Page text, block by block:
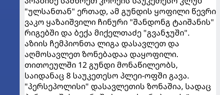
"ულსანთან" ერთად, ამ გუნდის ყოფილი წევრი
ვაკო ყაზაიშვილი ჩინური "შანდონგ ტაიშანის"
რიგებში და ბექა მიქელთაძე "გვანჯუში".
აზიის ჩემპიონთა ლიგა დასავლეთ და
აღმოსავლეთ ზონებადაა დაყოფილი.
თითოეულში 12 გუნდი მონაწილეობს,
საიდანაც 8 საუკეთესო პლეი-ოფში გავა.
"პერსეპოლისი" დასავლეთის ზონაშია, სადაც